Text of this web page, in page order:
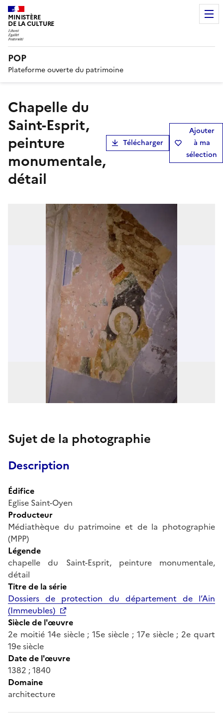
MINISTÈRE
DE LA CULTURE
POP
Plateforme ouverte du patrimoine
chapelle du
Saint-Esprit,
peinture
monumentale,
détail
Télécharger
Ajouter
à ma
sélection
Sujet de la photographie
Description
Édifice
Eglise Saint-Oyen
Producteur
Médiathèque du patrimoine et de la photographie
(MPP)
Légende
chapelle du Saint-Esprit, peinture monumentale,
détail
Titre de la série
Dossiers de protection du département de l’Ain
(Immeubles)
Siècle de l'œuvre
2e moitié 14e siècle ; 15e siècle ; 17e siècle ; 2e quart
19e siècle
Date de l'œuvre
1382 ; 1840
Domaine
architecture